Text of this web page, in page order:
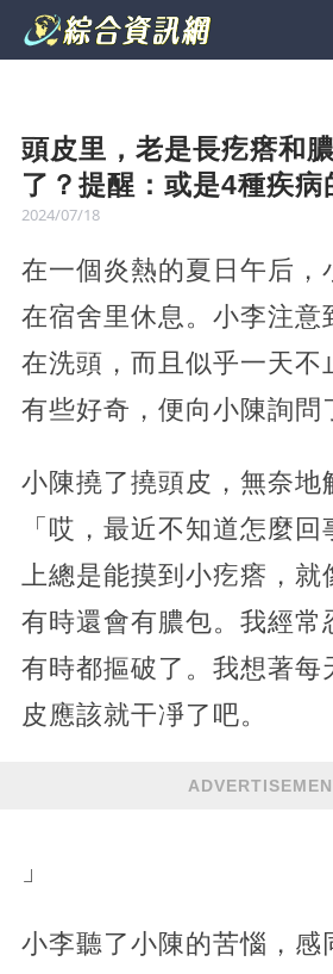
頭皮里，老是長疙瘩和
了？提醒：或是4種疾病
2024/07/18
在一個炎熱的夏日午后，
在宿舍里休息。小李注意
在洗頭，而且似乎一天不
有些好奇，便向小陳詢問
小陳撓了撓頭皮，無奈地
「哎，最近不知道怎麼
上總是能摸到小疙瘩，就
有時還會有膿包。我經常
有時都摳破了。我想著每
皮應該就干凈了吧。
」
小李聽了小陳的苦惱，感